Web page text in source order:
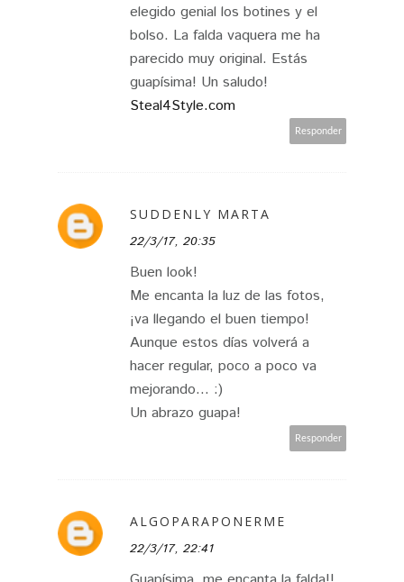
elegido genial los botines y el
bolso. La falda vaquera me ha
parecido muy original. Estás
guapísima! Un saludo!
Steal4Style.com
Responder
SUDDENLY MARTA
22/3/17, 20:35
Buen look!
Me encanta la luz de las fotos,
¡va llegando el buen tiempo!
Aunque estos días volverá a
hacer regular, poco a poco va
mejorando... :)
Un abrazo guapa!
Responder
ALGOPARAPONERME
22/3/17, 22:41